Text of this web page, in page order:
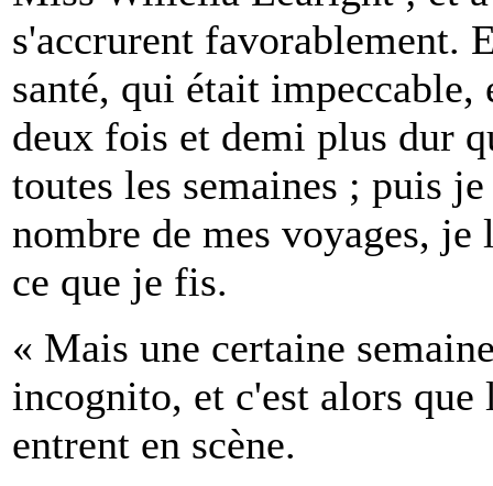
s'accrurent favorablement.
santé, qui était
deux fois et demi plus dur
toutes les semaines ; puis
nombre de mes voyages,
ce que je fis.
« Mais une certaine
incognito, et c'est alors
entrent en scène.